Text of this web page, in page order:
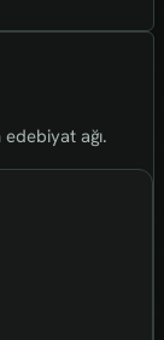
ağı.